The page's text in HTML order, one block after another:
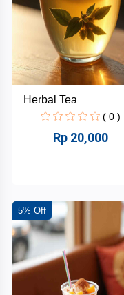
ada
Dustbag
Melamoon.Store
Qudsiyyah
Fashion+
Herbal Tea
( 0 )
Rp 20,000
5% Off